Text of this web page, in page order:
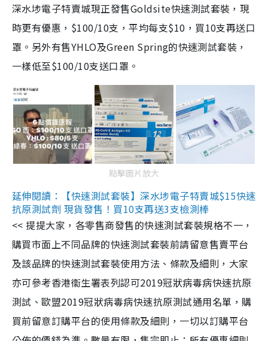
深水埗電子特賣城現正發售Goldsite快速測試套裝，現
時更有優惠，$100/10支，平均每支$10，買10支再送口
罩。另外有售YHLO及Green Spring的快速測試套裝，
一樣低至$100/10支送口罩。
點擊圖片放大
延伸閱讀：【快速測試套裝】深水埗電子特賣城$15快速
抗原測試劑 現貨發售！買10支再送3支檢測棒
<< 提提大家，各零售商發售的快速測試套裝規格不一，
購買市面上不同品牌的快速測試套裝前請留意售賣平台
及該品牌的快速測試套裝使用方法、條款及細則，大家
亦可參考香港衞生署表列認可2019冠狀病毒病快速抗原
測試、歐盟2019冠狀病毒病快速抗原測試通用名單，購
買前留意訂購平台的使用條款及細則，一切以訂購平台